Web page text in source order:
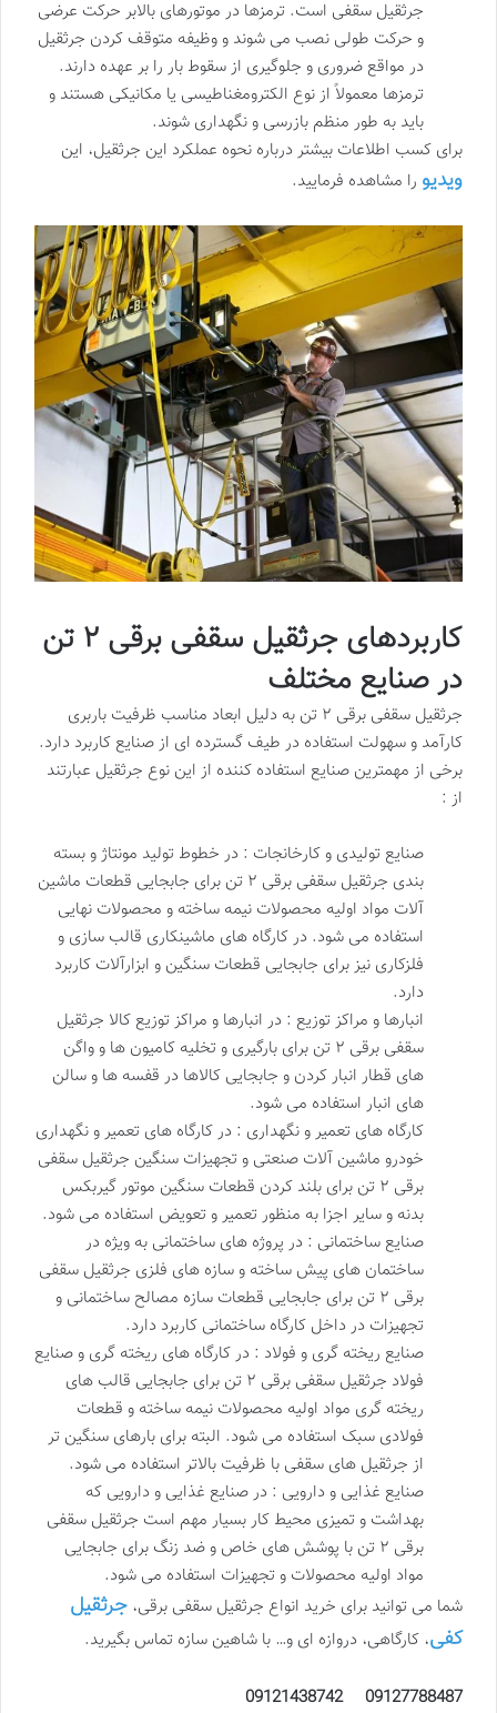
جرثقیل سقفی است. ترمزها در موتورهای بالابر حرکت عرضی
و حرکت طولی نصب می شوند و وظیفه متوقف کردن جرثقیل
در مواقع ضروری و جلوگیری از سقوط بار را بر عهده دارند.
ترمزها معمولاً از نوع الکترومغناطیسی یا مکانیکی هستند و
باید به طور منظم بازرسی و نگهداری شوند.
برای کسب اطلاعات بیشتر درباره نحوه عملکرد این جرثقیل، این
ویدیو را مشاهده فرمایید.
کاربردهای جرثقیل سقفی برقی ۲ تن
در صنایع مختلف
جرثقیل سقفی برقی ۲ تن به دلیل ابعاد مناسب ظرفیت باربری
کارآمد و سهولت استفاده در طیف گسترده ای از صنایع کاربرد دارد.
برخی از مهمترین صنایع استفاده کننده از این نوع جرثقیل عبارتند
از :
صنایع تولیدی و کارخانجات : در خطوط تولید مونتاژ و بسته
بندی جرثقیل سقفی برقی ۲ تن برای جابجایی قطعات ماشین
آلات مواد اولیه محصولات نیمه ساخته و محصولات نهایی
استفاده می شود. در کارگاه های ماشینکاری قالب سازی و
فلزکاری نیز برای جابجایی قطعات سنگین و ابزارآلات کاربرد
دارد.
انبارها و مراکز توزیع : در انبارها و مراکز توزیع کالا جرثقیل
سقفی برقی ۲ تن برای بارگیری و تخلیه کامیون ها و واگن
های قطار انبار کردن و جابجایی کالاها در قفسه ها و سالن
های انبار استفاده می شود.
کارگاه های تعمیر و نگهداری : در کارگاه های تعمیر و نگهداری
خودرو ماشین آلات صنعتی و تجهیزات سنگین جرثقیل سقفی
برقی ۲ تن برای بلند کردن قطعات سنگین موتور گیربکس
بدنه و سایر اجزا به منظور تعمیر و تعویض استفاده می شود.
صنایع ساختمانی : در پروژه های ساختمانی به ویژه در
ساختمان های پیش ساخته و سازه های فلزی جرثقیل سقفی
برقی ۲ تن برای جابجایی قطعات سازه مصالح ساختمانی و
تجهیزات در داخل کارگاه ساختمانی کاربرد دارد.
صنایع ریخته گری و فولاد : در کارگاه های ریخته گری و صنایع
فولاد جرثقیل سقفی برقی ۲ تن برای جابجایی قالب های
ریخته گری مواد اولیه محصولات نیمه ساخته و قطعات
فولادی سبک استفاده می شود. البته برای بارهای سنگین تر
از جرثقیل های سقفی با ظرفیت بالاتر استفاده می شود.
صنایع غذایی و دارویی : در صنایع غذایی و دارویی که
بهداشت و تمیزی محیط کار بسیار مهم است جرثقیل سقفی
برقی ۲ تن با پوشش های خاص و ضد زنگ برای جابجایی
مواد اولیه محصولات و تجهیزات استفاده می شود.
شما می توانید برای خرید انواع جرثقیل سقفی برقی، جرثقیل
کفی، کارگاهی، دروازه ای و… با شاهین سازه تماس بگیرید.
09127788487 09121438742